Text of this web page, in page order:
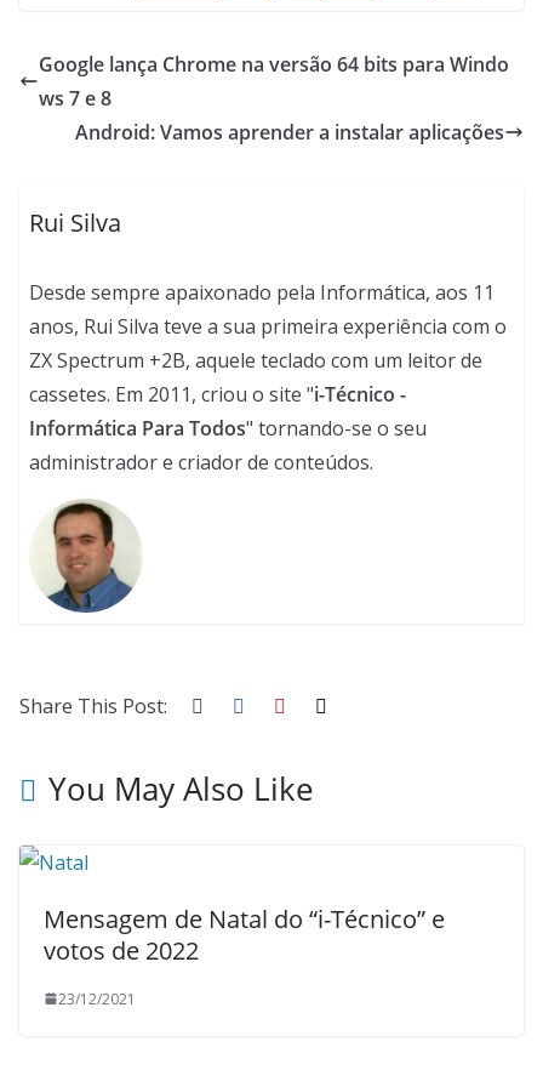
Google lança Chrome na versão 64 bits para Windo
ws 7 e 8
Android: Vamos aprender a instalar aplicações
Rui Silva
Desde sempre apaixonado pela Informática, aos 11
anos, Rui Silva teve a sua primeira experiência com o
ZX Spectrum +2B, aquele teclado com um leitor de
cassetes. Em 2011, criou o site "i-Técnico -
Informática Para Todos" tornando-se o seu
administrador e criador de conteúdos.
Share This Post:
You May Also Like
Mensagem de Natal do “i-Técnico” e
votos de 2022
23/12/2021